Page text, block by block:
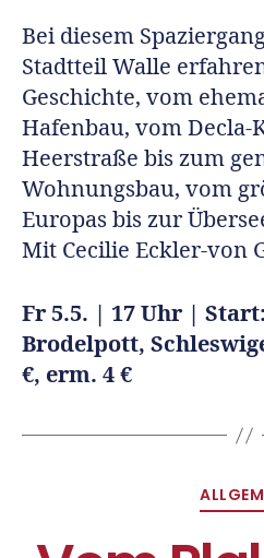
Bei diesem
Stadtteil Walle
Geschichte, vom
Hafenbau, vom Decla-
Heerstraße bis zum
Wohnungsbau, vom
Europas bis zur
Mit Cecilie Eckler-von
Fr 5.5. | 17 Uhr |
Brodelpott,
€, erm. 4 €